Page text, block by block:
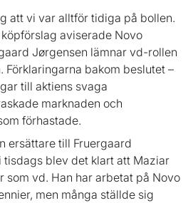
att vi var alltför tidiga på bollen.
aviserade Novo
Jørgensen lämnar vd-rollen
Förklaringarna bakom beslutet –
till aktiens svaga
marknaden och
förhastade.
ersättare till Fruergaard
tisdags blev det klart att Maziar
som vd. Han har arbetat på Novo
men många ställde sig